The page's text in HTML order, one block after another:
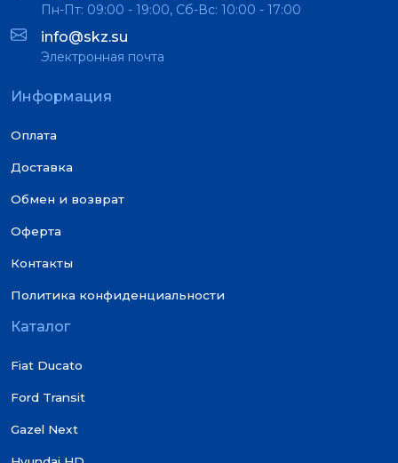
Пн-Пт: 09:00 - 19:00, Сб-Вс: 10:00 - 17:00
info@skz.su
Электронная почта
Информация
Оплата
Доставка
Обмен и возврат
Оферта
Контакты
Политика конфиденциальности
Каталог
Fiat Ducato
Ford Transit
Gazel Next